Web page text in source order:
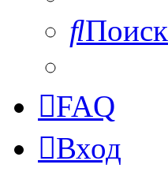
Поиск
FAQ
Вход